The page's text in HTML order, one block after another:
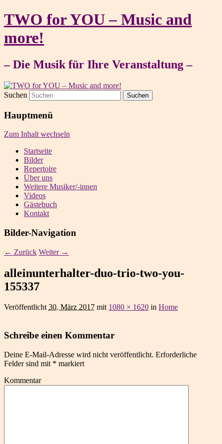
TWO for YOU – Music and
more!
– Die Musik für Ihre Veranstaltung –
Suchen
Hauptmenü
Zum Inhalt wechseln
Startseite
Bilder
Repertoire
Über uns
Weitere Musiker/-innen
Videos
Gästebuch
Kontakt
Bilder-Navigation
← Zurück Weiter →
alleinunterhalter-duo-trio-two-you-
155337
Veröffentlicht30. März 2017 mit 1080 × 1620 in Home
Schreibe einen Kommentar
Deine E-Mail-Adresse wird nicht veröffentlicht. Erforderliche
Felder sind mit * markiert
Kommentar